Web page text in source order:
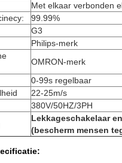
Met elkaar verbonden
99.99%
G3
Philips-merk
OMRON-merk
0-99s regelbaar
22-25m/s
380V/50HZ/3PH
Lekkageschakelaar
(bescherm mensen